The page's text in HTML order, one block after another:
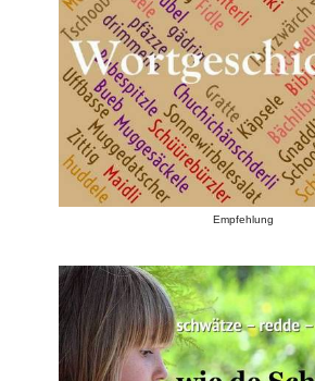
Empfehlung